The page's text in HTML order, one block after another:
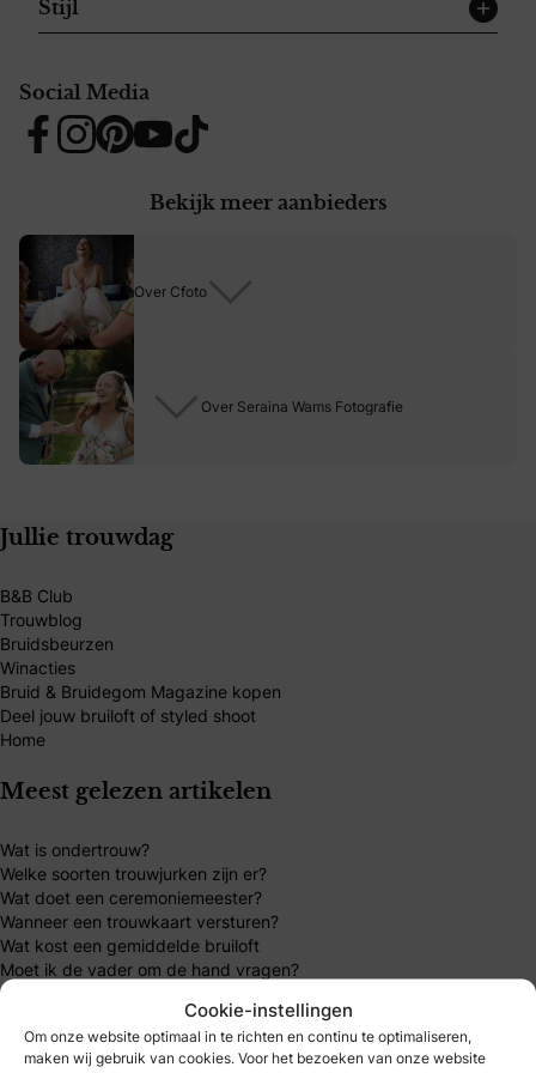
Cookie-instellingen
Om onze website optimaal in te richten en continu te optimaliseren,
maken wij gebruik van cookies. Voor het bezoeken van onze website
Stijl
Social Media
Facebook
Instagram
PinterestYouTube
Tiktok
Bekijk meer aanbieders
Over Seraina Wams Fotografie
Over Cfoto
Jullie trouwdag
B&B Club
Trouwblog
Bruidsbeurzen
Winacties
Bruid & Bruidegom Magazine kopen
Deel jouw bruiloft of styled shoot
Home
Meest gelezen artikelen
Wat is ondertrouw?
Welke soorten trouwjurken zijn er?
Wat doet een ceremoniemeester?
Wanneer een trouwkaart versturen?
Wat kost een gemiddelde bruiloft
Moet ik de vader om de hand vragen?
Hoeveel geld moet je geven als huwelijkscadeau?
Mijn B&B Club